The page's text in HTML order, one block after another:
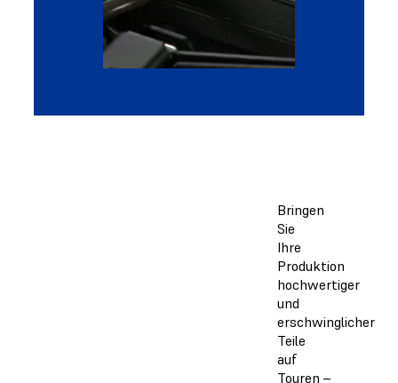
Bringen
Sie
Ihre
Produktion
hochwertiger
und
erschwinglicher
Teile
auf
Touren –